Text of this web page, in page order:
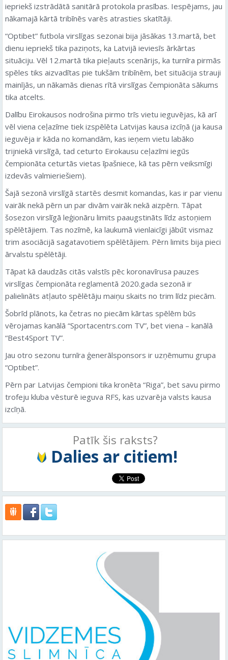
iepriekš izstrādātā sanitārā protokola prasības. Iespējams, jau
nākamajā kārtā tribīnēs varēs atrasties skatītāji.
“Optibet” futbola virslīgas sezonai bija jāsākas 13.martā, bet
dienu iepriekš tika paziņots, ka Latvijā ieviesīs ārkārtas
situāciju. Vēl 12.martā tika pieļauts scenārijs, ka turnīra pirmās
spēles tiks aizvadītas pie tukšām tribīnēm, bet situācija strauji
mainījās, un nākamās dienas rītā virslīgas čempionāta sākums
tika atcelts.
Dalību Eirokausos nodrošina pirmo trīs vietu ieguvējas, kā arī
vēl viena ceļazīme tiek izspēlēta Latvijas kausa izcīņā (ja kausa
ieguvēja ir kāda no komandām, kas ieņem vietu labāko
trijniekā virslīgā, tad ceturto Eirokausu ceļazīmi iegūs
čempionāta ceturtās vietas īpašniece, kā tas pērn veiksmīgi
izdevās valmieriešiem).
Šajā sezonā virslīgā startēs desmit komandas, kas ir par vienu
vairāk nekā pērn un par divām vairāk nekā aizpērn. Tāpat
šosezon virslīgā leģionāru limits paaugstināts līdz astoņiem
spēlētājiem. Tas nozīmē, ka laukumā vienlaicīgi jābūt vismaz
trim asociācijā sagatavotiem spēlētājiem. Pērn limits bija pieci
ārvalstu spēlētāji.
Tāpat kā daudzās citās valstīs pēc koronavīrusa pauzes
virslīgas čempionāta reglamentā 2020.gada sezonā ir
palielināts atļauto spēlētāju maiņu skaits no trim līdz piecām.
Šobrīd plānots, ka četras no piecām kārtas spēlēm būs
vērojamas kanālā “Sportacentrs.com TV”, bet viena – kanālā
“Best4Sport TV”.
Jau otro sezonu turnīra ģenerālsponsors ir uzņēmumu grupa
“Optibet”.
Pērn par Latvijas čempioni tika kronēta “Riga”, bet savu pirmo
trofeju kluba vēsturē ieguva RFS, kas uzvarēja valsts kausa
izcīņā.
Patīk šis raksts?
Dalies ar citiem!